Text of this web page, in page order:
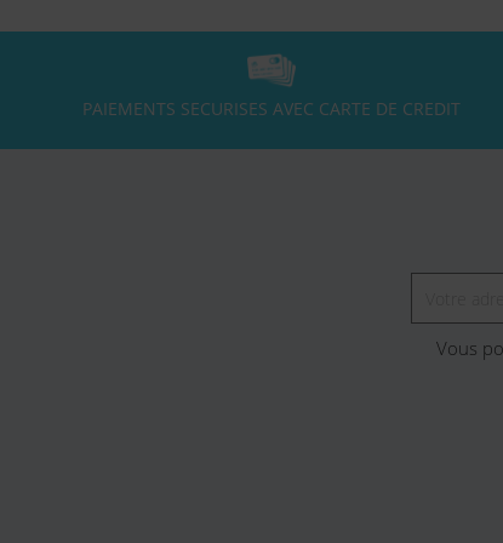
PAIEMENTS SECURISES AVEC CARTE DE CREDIT
Vous